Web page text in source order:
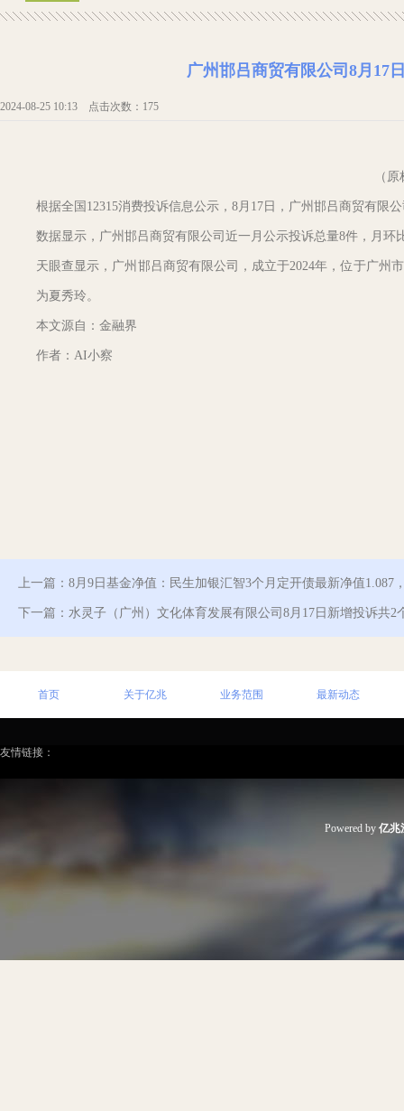
广州邯吕商贸有限公司8月17
2024-08-25 10:13 点击次数：175
（
根据全国12315消费投诉信息公示，8月17日，广州邯吕商贸有限
数据显示，广州邯吕商贸有限公司近一月公示投诉总量8件，月环
天眼查显示，广州邯吕商贸有限公司，成立于2024年，位于广州
为夏秀玲。
本文源自：金融界
作者：AI小察
上一篇： 8月9日基金净值：民生加银汇智3个月定开债最新净值1.087
下一篇： 水灵子（广州）文化体育发展有限公司8月17日新增投诉共2
首页 关于亿兆 业务范围 最新动态
友情链接：
Powered by 亿兆